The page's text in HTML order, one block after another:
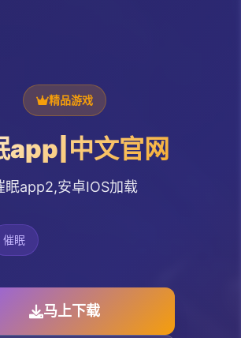
精品游戏
app|中文官网
眠app2,安卓IOS加载
催眠
马上下载